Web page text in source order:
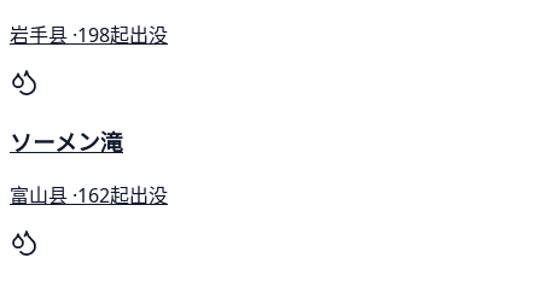
岩手县 ·198起出没
ソーメン滝
富山县 ·162起出没